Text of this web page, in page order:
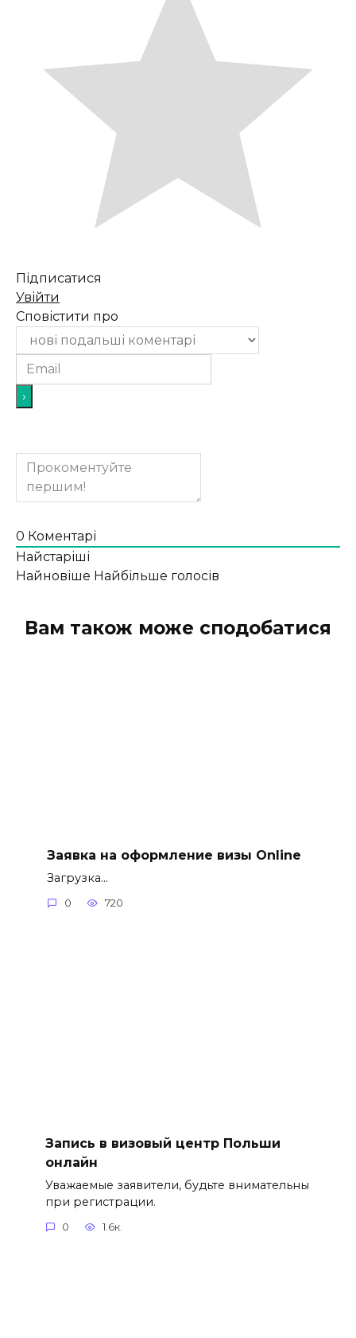
Підписатися
Увійти
Сповістити про
0 Коментарі
Найстаріші
Найновіше Найбільше голосів
Вам також може сподобатися
Заявка на оформление визы Online
Загрузка…
0 720
Запись в визовый центр Польши
онлайн
Уважаемые заявители, будьте внимательны
при регистрации.
0 1.6к.